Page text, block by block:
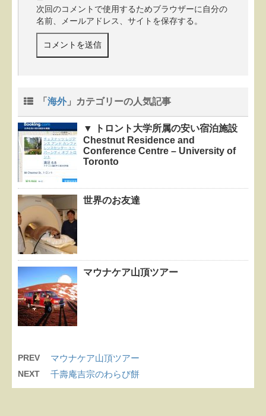
次回のコメントで使用するためブラウザーに自分の
名前、メールアドレス、サイトを保存する。
「 海外」カテゴリーの人気記事
▼ トロント大学所属の安い宿泊施設
Chestnut Residence and
Conference Centre – University of
Toronto
世界のお友達
マウナケア山頂ツアー
PREV マウナケア山頂ツアー
NEXT 千壽庵吉宗のわらび餅